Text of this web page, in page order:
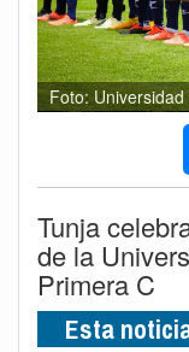
Foto:
Tunja
de la
Primera C
Esta